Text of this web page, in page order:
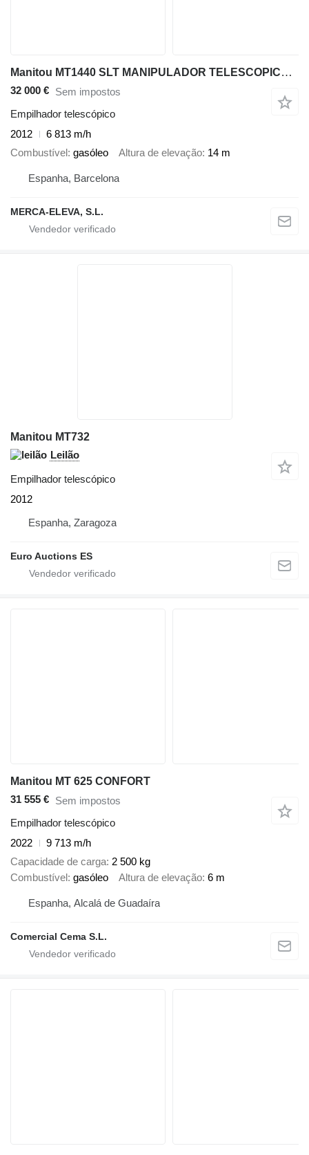
Manitou MT1440 SLT MANIPULADOR TELESCOPICO 14 MT
32 000 € Sem impostos
Empilhador telescópico
2012
6 813 m/h
Combustível gasóleo Altura de elevação 14 m
Espanha, Barcelona
MERCA-ELEVA, S.L.
Manitou MT732
Leilão
Empilhador telescópico
2012
Espanha, Zaragoza
Euro Auctions ES
Manitou MT 625 CONFORT
31 555 € Sem impostos
Empilhador telescópico
2022
9 713 m/h
Capacidade de carga 2 500 kg
Combustível gasóleo Altura de elevação 6 m
Espanha, Alcalá de Guadaíra
Comercial Cema S.L.